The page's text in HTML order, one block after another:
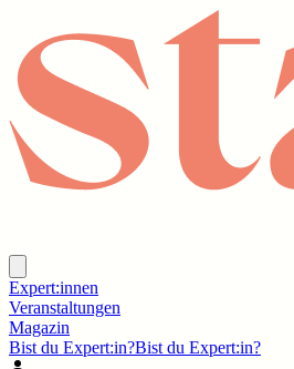
Expert:innen
Veranstaltungen
Magazin
Bist du Expert:in?Bist du Expert:in?